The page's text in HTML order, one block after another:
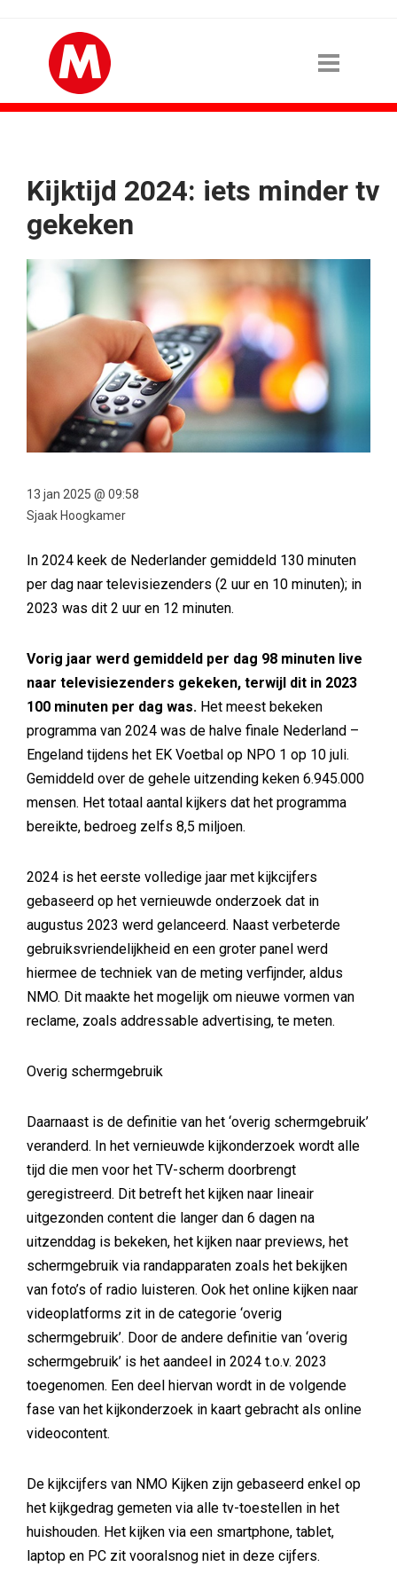
Kijktijd 2024: iets minder tv
gekeken
13 jan 2025 @ 09:58
Sjaak Hoogkamer
In 2024 keek de Nederlander gemiddeld 130 minuten
per dag naar televisiezenders (2 uur en 10 minuten); in
2023 was dit 2 uur en 12 minuten.
Vorig jaar werd gemiddeld per dag 98 minuten live
naar televisiezenders gekeken, terwijl dit in 2023
100 minuten per dag was. Het meest bekeken
programma van 2024 was de halve finale Nederland –
Engeland tijdens het EK Voetbal op NPO 1 op 10 juli.
Gemiddeld over de gehele uitzending keken 6.945.000
mensen. Het totaal aantal kijkers dat het programma
bereikte, bedroeg zelfs 8,5 miljoen.
2024 is het eerste volledige jaar met kijkcijfers
gebaseerd op het vernieuwde onderzoek dat in
augustus 2023 werd gelanceerd. Naast verbeterde
gebruiksvriendelijkheid en een groter panel werd
hiermee de techniek van de meting verfijnder, aldus
NMO. Dit maakte het mogelijk om nieuwe vormen van
reclame, zoals addressable advertising, te meten.
Overig schermgebruik
Daarnaast is de definitie van het ‘overig schermgebruik’
veranderd. In het vernieuwde kijkonderzoek wordt alle
tijd die men voor het TV-scherm doorbrengt
geregistreerd. Dit betreft het kijken naar lineair
uitgezonden content die langer dan 6 dagen na
uitzenddag is bekeken, het kijken naar previews, het
schermgebruik via randapparaten zoals het bekijken
van foto’s of radio luisteren. Ook het online kijken naar
videoplatforms zit in de categorie ‘overig
schermgebruik’. Door de andere definitie van ‘overig
schermgebruik’ is het aandeel in 2024 t.o.v. 2023
toegenomen. Een deel hiervan wordt in de volgende
fase van het kijkonderzoek in kaart gebracht als online
videocontent.
De kijkcijfers van NMO Kijken zijn gebaseerd enkel op
het kijkgedrag gemeten via alle tv-toestellen in het
huishouden. Het kijken via een smartphone, tablet,
laptop en PC zit vooralsnog niet in deze cijfers.